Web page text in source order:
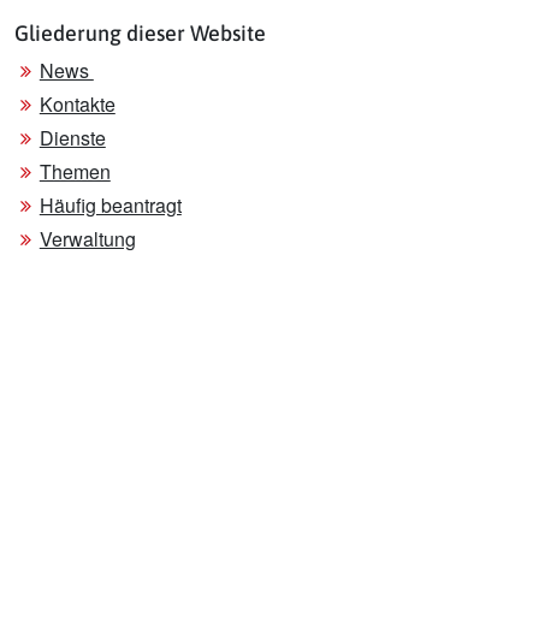
Gliederung dieser Website
News
Kontakte
Dienste
Themen
Häufig beantragt
Verwaltung